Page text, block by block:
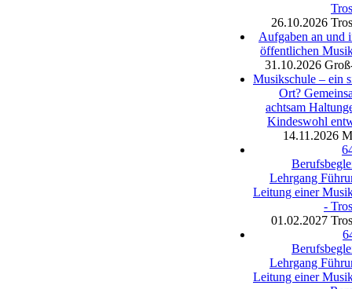
26.10.2026
Aufgaben an und
öffentlichen
31.10.2026
Musikschule – ein
Ort?
achtsam
Kindeswohl
14.11.2026
Lehrgang
Leitung einer
-
01.02.2027
Lehrgang
Leitung einer